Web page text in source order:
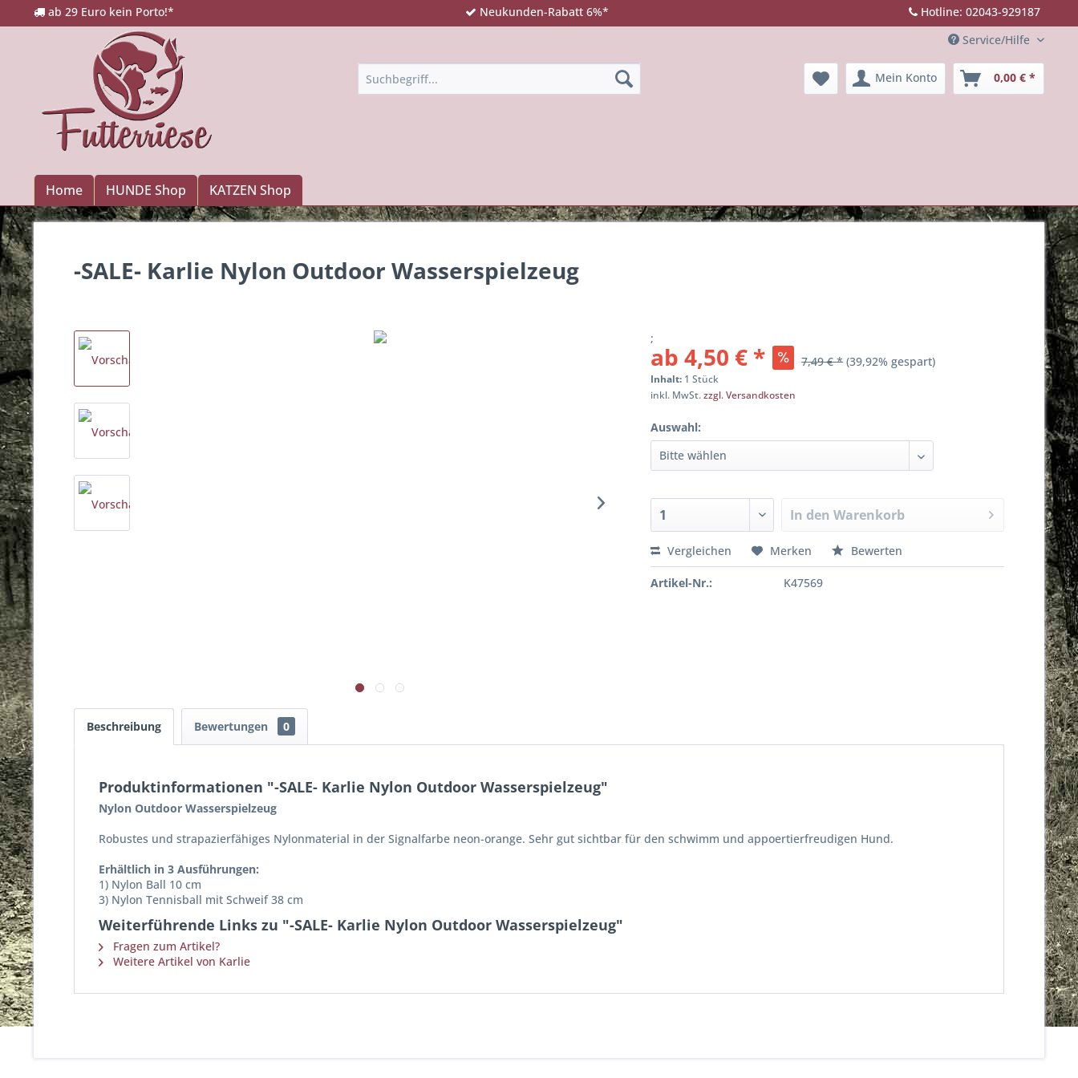
ab 29 Euro kein Porto!* Neukunden-Rabatt 6%*
Hotline: 02043-929187
Service/Hilfe
Mein Konto 0,00 € *
Home HUNDE Shop KATZEN Shop
-SALE- Karlie Nylon Outdoor Wasserspielzeug
;
ab 4,50 € * 7,49 € * (39,92% gespart)
Inhalt: 1 Stück
inkl. MwSt.zzgl. Versandkosten
Auswahl:
In den Warenkorb
Vergleichen Merken Bewerten
Artikel-Nr.: K47569
Beschreibung Bewertungen 0
Produktinformationen "-SALE- Karlie Nylon Outdoor Wasserspielzeug"
Nylon Outdoor Wasserspielzeug
Robustes und strapazierfähiges Nylonmaterial in der Signalfarbe neon-orange. Sehr gut sichtbar für den schwimm und appoertierfreudigen Hund.
Erhältlich in 3 Ausführungen:
1) Nylon Ball 10 cm
3) Nylon Tennisball mit Schweif 38 cm
Weiterführende Links zu "-SALE- Karlie Nylon Outdoor Wasserspielzeug"
Fragen zum Artikel?
Weitere Artikel von Karlie